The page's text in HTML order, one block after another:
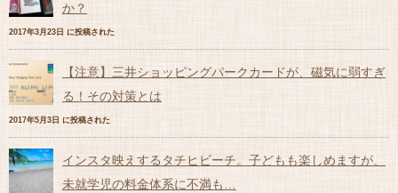
か？
2017年3月23日 に投稿された
【注意】三井ショッピングパークカードが、磁気に弱すぎ
る！その対策とは
2017年5月3日 に投稿された
インスタ映えするタチヒビーチ。子どもも楽しめますが、
未就学児の料金体系に不満も…